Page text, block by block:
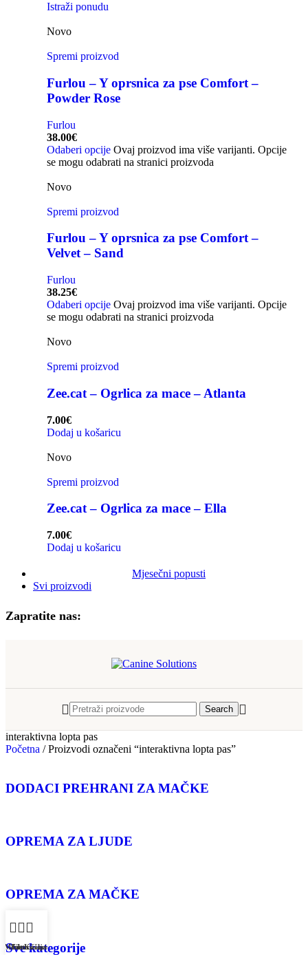
Istraži ponudu
Novo
Spremi proizvod
Furlou – Y oprsnica za pse Comfort –
Powder Rose
Furlou
38.00€
Odaberi opcije Ovaj proizvod ima više varijanti. Opcije
se mogu odabrati na stranici proizvoda
Novo
Spremi proizvod
Furlou – Y oprsnica za pse Comfort –
Velvet – Sand
Furlou
38.25€
Odaberi opcije Ovaj proizvod ima više varijanti. Opcije
se mogu odabrati na stranici proizvoda
Novo
Spremi proizvod
Zee.cat – Ogrlica za mace – Atlanta
7.00€
Dodaj u košaricu
Novo
Spremi proizvod
Zee.cat – Ogrlica za mace – Ella
7.00€
Dodaj u košaricu
Mjesečni popusti
Svi proizvodi
Zapratite nas:
Search
interaktivna lopta pas
Početna / Proizvodi označeni “interaktivna lopta pas”
DODACI PREHRANI ZA MAČKE
OPREMA ZA LJUDE
OPREMA ZA MAČKE
Sve kategorije
Menu
Filteri
Lista želja
Košarica